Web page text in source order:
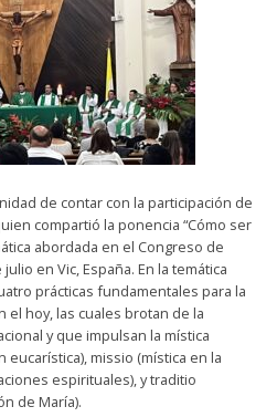
de contar con la participación de
compartió la ponencia “Cómo ser
abordada en el Congreso de
en Vic, España. En la temática
prácticas fundamentales para la
el hoy, las cuales brotan de la
y que impulsan la mística
missio (mística en la
espirituales), y traditio
de María).